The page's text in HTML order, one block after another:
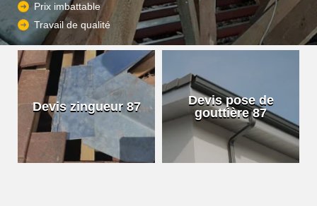
Prix imbattable
Travail de qualité
Devis zingueur 87
Devis pose de
gouttière 87